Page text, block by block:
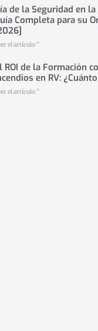
de la Seguridad en la
Completa para su
el artículo "
ROI de la Formación
en RV:
el artículo "